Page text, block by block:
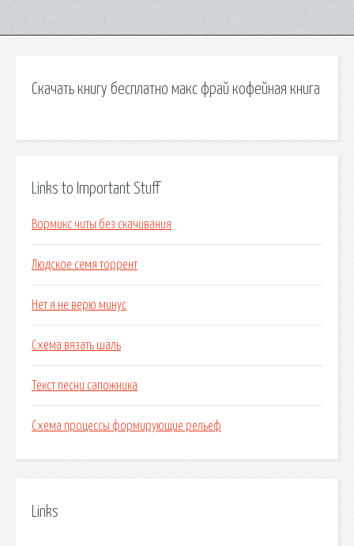
Скачать книгу бесплатно макс фрай кофейная книга
Links to Important Stuff
Вормикс читы без скачивания
Людское семя торрент
Нет я не верю минус
Схема вязать шаль
Текст песни сапожника
Схема процессы формирующие рельеф
Links